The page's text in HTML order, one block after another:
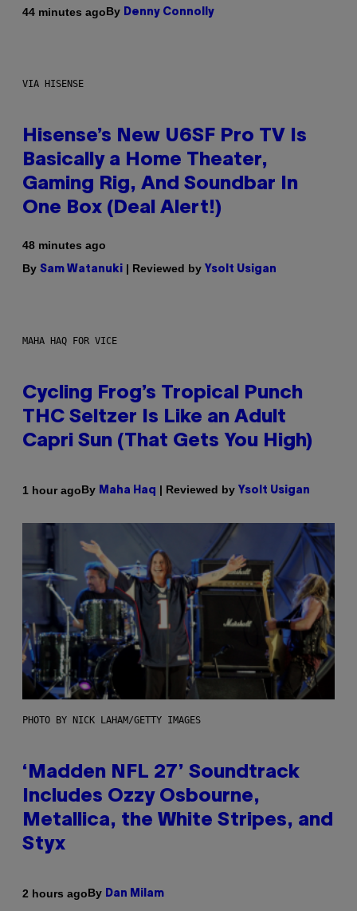
44 minutes agoBy Denny Connolly
VIA HISENSE
Hisense’s New U6SF Pro TV Is
Basically a Home Theater,
Gaming Rig, And Soundbar In
One Box (Deal Alert!)
48 minutes ago
By Sam Watanuki | Reviewed by Ysolt Usigan
MAHA HAQ FOR VICE
Cycling Frog’s Tropical Punch
THC Seltzer Is Like an Adult
Capri Sun (That Gets You High)
1 hour agoBy Maha Haq | Reviewed by Ysolt Usigan
PHOTO BY NICK LAHAM/GETTY IMAGES
‘Madden NFL 27’ Soundtrack
Includes Ozzy Osbourne,
Metallica, the White Stripes, and
Styx
2 hours agoBy Dan Milam